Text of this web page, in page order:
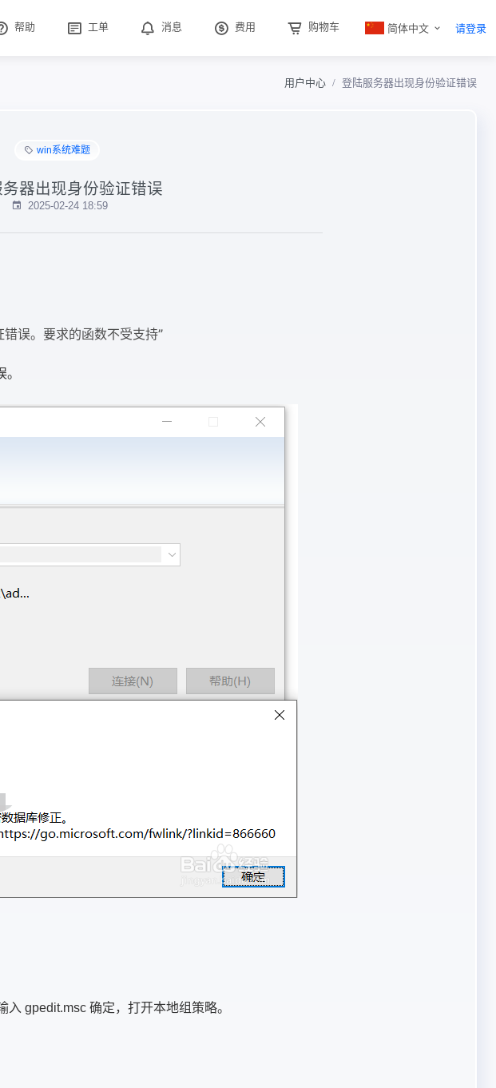
帮助 工单 消息 费用 购物车 简体中文 请登录
用户中心 登陆服务器出现身份验证错误
win系统难题
器出现身份验证错误
2025-02-24 18:59
误。要求的函数不受支持”
gpedit.msc 确定，打开本地组策略。